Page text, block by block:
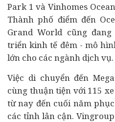
Park 1 và Vinhomes
Thành phố điểm đến
Grand World cũng
triểnkinh tế đêm - mô
lớn cho các ngành dịch vụ.
Việc di chuyển đến
cùng thuận tiện với 115
từ nay đến cuối năm
các tỉnh lân cận.